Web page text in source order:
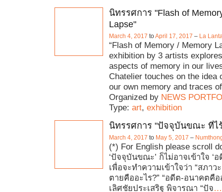
นิทรรศการ "Flash of
Lapse"
March 4, 2017 toApril 17, 2017 – La
“Flash of Memory / Memory
exhibition by 3 artists
aspects of memory in our
Chatelier touches on the idea
our own memory and traces
Organized by NEWS
Type: art, exhibition
นิทรรศการ "ปัจจุบันขณะ ที่ไ
March 4, 2017 to May 5, 2017 –
(*) For English please scroll
‘ปัจจุบันขณะ’ ก็ไม่อาจเข้าใจ ‘
เพื่อจะทำความเข้าใจว่า “สภาว
ตายคืออะไร?” “อดีต-อนาคตคือ
เลิศชัยประเสริฐ พิจารณา “ปัจ…